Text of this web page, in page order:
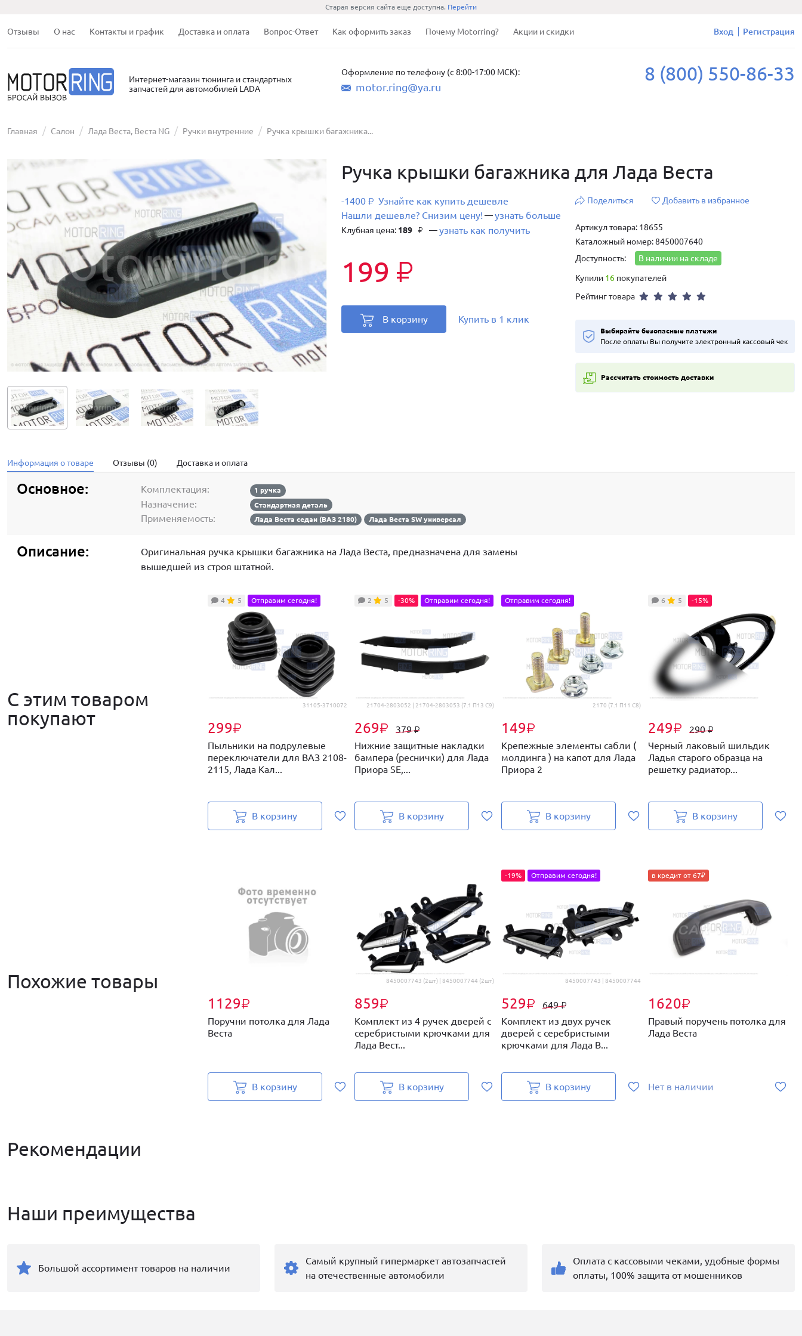
Старая версия сайта еще доступна. Перейти
Отзывы О нас Контакты и график Доставка и оплата Вопрос-Ответ Как оформить заказ Почему Motorring? Акции и скидки Вход Регистрация
Интернет-магазин тюнинга и стандартных
запчастей для автомобилей LADA
Оформление по телефону (с 8:00-17:00 МСК):
motor.ring@ya.ru
8 (800) 550-86-33
Главная Салон Лада Веста, Веста NG Ручки внутренние Ручка крышки багажника...
Ручка крышки багажника для Лада Веста
-1400 ₽ Узнайте как купить дешевле
Нашли дешевле? Снизим цену! —узнать больше
Клубная цена: 189 ₽ —узнать как получить
199 ₽
В корзину Купить в 1 клик
Поделиться Добавить в избранное
Артикул товара: 18655
Каталожный номер: 8450007640
Доступность:
В наличии на складе
Купили 16 покупателей
Рейтинг товара
Выбирайте безопасные платежи
После оплаты Вы получите электронный кассовый чек
Рассчитать стоимость доставки
Информация о товаре Отзывы (0) Доставка и оплата
Основное: Комплектация: 1 ручка
Назначение: Стандартная деталь
Применяемость: Лада Веста седан (ВАЗ 2180) Лада Веста SW универсал
Описание:
Оригинальная ручка крышки багажника на Лада Веста, предназначена для замены
вышедшей из строя штатной.
С этим товаром
покупают
31105-3710072
299₽
4 5 Отправим сегодня!
Пыльники на подрулевые
переключатели для ВАЗ 2108-
2115, Лада Кал...
В корзину
21704-2803052 | 21704-2803053 (7.1 П13 С9)
269₽ 379₽
2 5 -30% Отправим сегодня!
Нижние защитные накладки
бампера (реснички) для Лада
Приора SE,...
В корзину
2170 (7.1 П11 С8)
149₽
Отправим сегодня!
Крепежные элементы сабли (
молдинга ) на капот для Лада
Приора 2
В корзину
249₽ 290₽
6 5 -15%
Черный лаковый шильдик
Ладья старого образца на
решетку радиатор...
В корзину
Похожие товары
1129₽
Поручни потолка для Лада
Веста
В корзину
8450007743 (2шт) | 8450007744 (2шт)
859₽
Комплект из 4 ручек дверей с
серебристыми крючками для
Лада Вест...
В корзину
8450007743 | 8450007744
529₽ 649₽
-19% Отправим сегодня!
Комплект из двух ручек
дверей с серебристыми
крючками для Лада В...
В корзину
1620₽
в кредит от 67₽
Правый поручень потолка для
Лада Веста
Нет в наличии
Рекомендации
Наши преимущества
Большой ассортимент товаров на наличии
Самый крупный гипермаркет автозапчастей
на отечественные автомобили
Оплата с кассовыми чеками, удобные формы
оплаты, 100% защита от мошенников